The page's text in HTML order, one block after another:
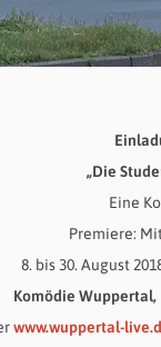
„Die
Eine
Premiere:
8. bis 30. August
Komödie Wuppertal,
www.wuppertal-